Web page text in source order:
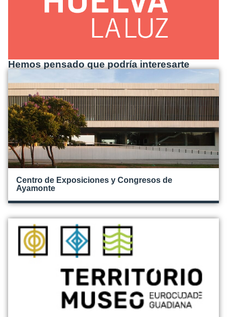
Hemos pensado que podría interesarte
Centro de Exposiciones y Congresos de
Ayamonte